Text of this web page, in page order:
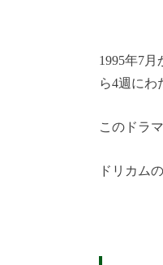
1995年7
ら4週にわ
このドラ
ドリカム